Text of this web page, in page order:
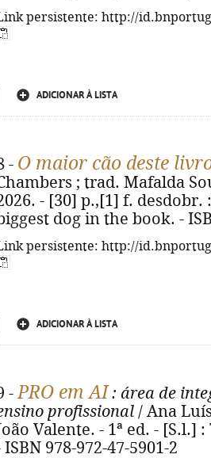
persistente: http://
ADICIONAR À LISTA
- O maior cão deste
; trad. Mafalda
- [30] p.,[1] f.
dog in the book. -
persistente: http://
ADICIONAR À LISTA
-PRO em AI : área de
profissional / Ana
Valente. - 1ª ed. - [S.l.]
ISBN 978-972-47-5901-2